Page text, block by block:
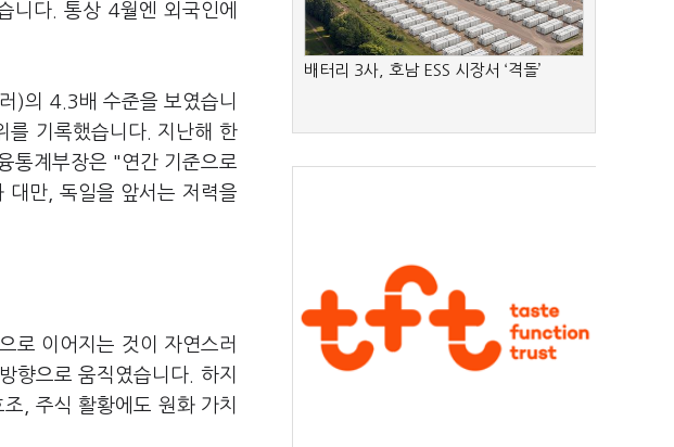
니다. 통상 4월엔 외국인에
)의 4.3배 수준을 보였습니
기록했습니다. 지난해 한
통계부장은 "연간 기준으로
만, 독일을 앞서는 저력을
로 이어지는 것이 자연스러
향으로 움직였습니다. 하지
, 주식 활황에도 원화 가치
배터리 3사, 호남 ESS 시장서 ‘격돌’